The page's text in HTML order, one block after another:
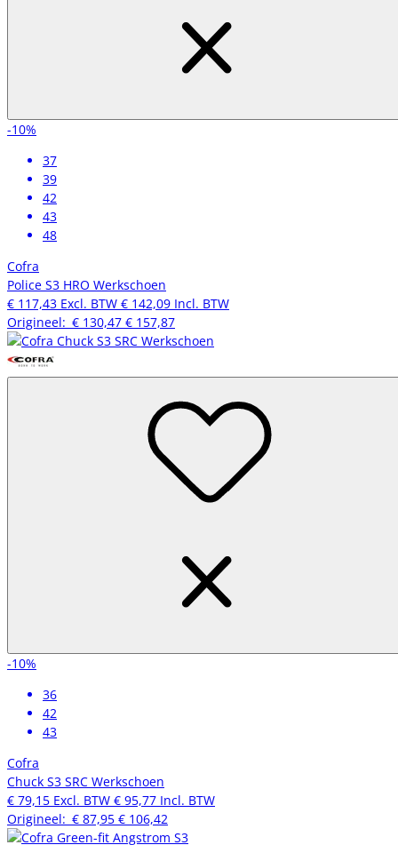
-10%
37
39
42
43
48
Cofra
Police S3 HRO Werkschoen
€ 117,43 Excl. BTW € 142,09 Incl. BTW
Origineel: € 130,47 € 157,87
-10%
36
42
43
Cofra
Chuck S3 SRC Werkschoen
€ 79,15 Excl. BTW € 95,77 Incl. BTW
Origineel: € 87,95 € 106,42